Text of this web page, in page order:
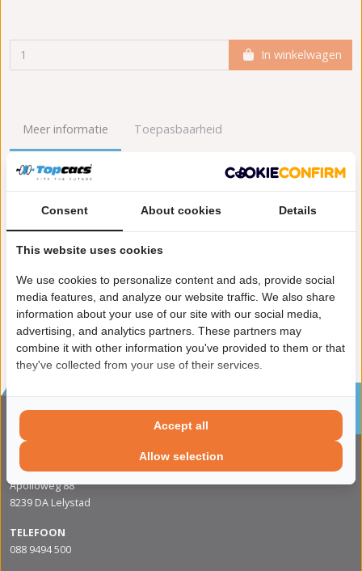
In winkelwagen
Meer informatie Toepasbaarheid
Origineel nummers
Garantie:2 jaar garantie
Materiaal:Keramiek
Enkel in combinatie met:FK92024
Product in orde:
Controleteken:E9-103R
Sinds 2002 de specialist in katalysatoren en
roetfilters
CONTACTGEGVENS
ADRES
Apolloweg 88
8239 DA Lelystad
TELEFOON
088 9494 500
Consent About cookies Details
This website uses cookies
We use cookies to personalize content and ads, provide social
media features, and analyze our website traffic. We also share
information about your use of our site with our social media,
advertising, and analytics partners. These partners may
combine it with other information you've provided to them or that
they've collected from your use of their services.
Allow selection
Accept all